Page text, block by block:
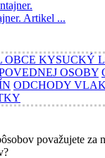
Artikel ...
OBCE KYSUCKÝ
OSOBY
ODCHODY
považujete za